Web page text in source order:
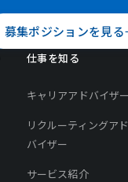
募集ポジションを見る
仕事を知る
キャリアアドバイザー
リクルーティングアド
バイザー
サービス紹介